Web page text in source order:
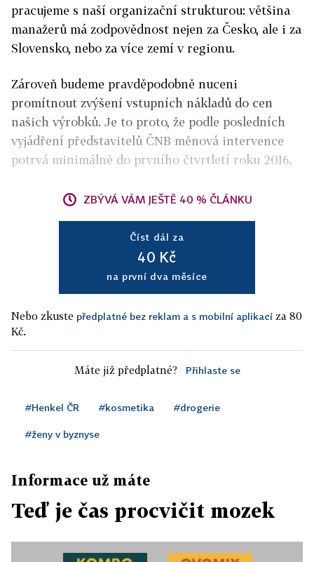
pracujeme s naší organizační strukturou: většina
manažerů má zodpovědnost nejen za Česko, ale i za
Slovensko, nebo za více zemí v regionu.
Zároveň budeme pravděpodobně nuceni
promítnout zvýšení vstupních nákladů do cen
našich výrobků. Je to proto, že podle posledních
vyjádření představitelů ČNB měnová intervence
potrvá minimálně do prvního čtvrtletí roku 2016.
ZBÝVÁ VÁM JEŠTĚ 40 % ČLÁNKU
Číst dál za
40 Kč
na první dva měsíce
Nebo zkuste předplatné bez reklam a s mobilní aplikací za 80
Kč.
Máte již předplatné? Přihlaste se
#Henkel ČR #kosmetika #drogerie
#ženy v byznyse
Informace už máte
Teď je čas procvičit mozek